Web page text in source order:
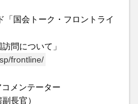
「国会トーク・フロントライ
問について」
frontline/
メンテーター
長官）